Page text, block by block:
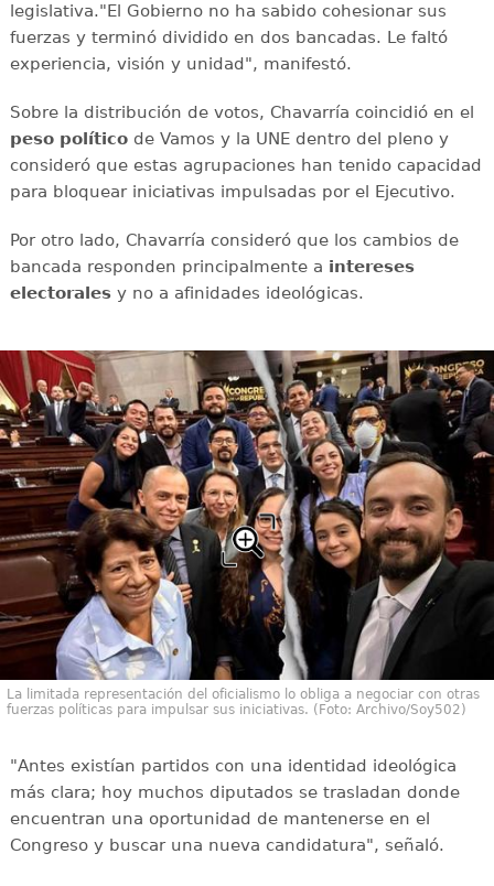
legislativa."El Gobierno no ha sabido cohesionar sus
fuerzas y terminó dividido en dos bancadas. Le faltó
experiencia, visión y unidad", manifestó.
Sobre la distribución de votos, Chavarría coincidió en el
peso políticode Vamos y la UNE dentro del pleno y
consideró que estas agrupaciones han tenido capacidad
para bloquear iniciativas impulsadas por el Ejecutivo.
Por otro lado, Chavarría consideró que los cambios de
bancada responden principalmente a intereses
electoralesy no a afinidades ideológicas.
La limitada representación del oficialismo lo obliga a negociar con otras
fuerzas políticas para impulsar sus iniciativas. (Foto: Archivo/Soy502)
"Antes existían partidos con una identidad ideológica
más clara; hoy muchos diputados se trasladan donde
encuentran una oportunidad de mantenerse en el
Congreso y buscar una nueva candidatura", señaló.